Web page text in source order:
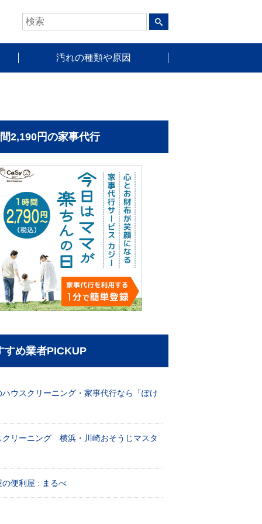
汚れの種類や原因
2,190円の家事代行
すめ業者PICKUP
ハウスクリーニング・家事代行なら「ぽけ
クリーニング 横浜・川崎おそうじマスタ
の便利屋 : まるべ